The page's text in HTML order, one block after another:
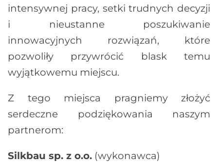
intensywnej pracy, setki trudnych decyzji
i nieustanne poszukiwanie
innowacyjnych rozwiązań, które
pozwoliły przywrócić blask temu
wyjątkowemu miejscu.
Z tego miejsca pragniemy złożyć
serdeczne podziękowania naszym
partnerom:
Silkbau sp. z o.o. (wykonawca)